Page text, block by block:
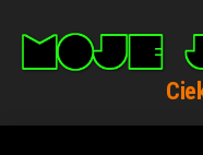
treści